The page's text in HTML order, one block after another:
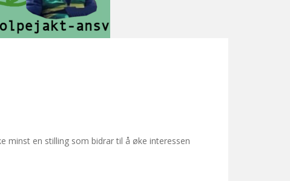
minst en stilling som bidrar til å øke interessen